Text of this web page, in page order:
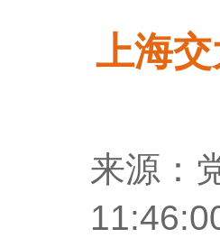
上海
来源：